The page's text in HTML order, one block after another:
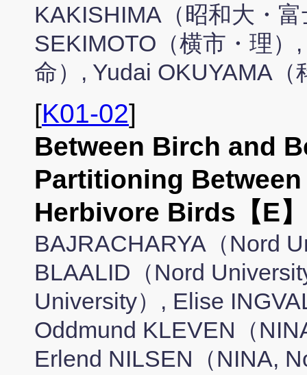
KAKISHIMA（昭和大・
SEKIMOTO（横市・理）
命）, Yudai OKUYAMA（
[K01-02]
Between Birch and
Partitioning
Herbivore Birds【E】
BAJRACHARYA（Nord
BLAALID（Nord
University）, Elise
Oddmund KLEVEN（
Erlend NILSEN（NINA,